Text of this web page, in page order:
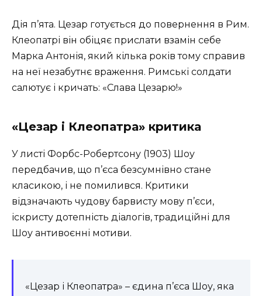
Дія п’ята. Цезар готується до повернення в Рим.
Клеопатрі він обіцяє прислати взамін себе
Марка Антонія, який кілька років тому справив
на неї незабутнє враження. Римські солдати
салютує і кричать: «Слава Цезарю!»
«Цезар і Клеопатра» критика
У листі Форбс-Робертсону (1903) Шоу
передбачив, що п’єса безсумнівно стане
класикою, і не помилився. Критики
відзначають чудову барвисту мову п’єси,
іскристу дотепність діалогів, традиційні для
Шоу антивоєнні мотиви.
«Цезар і Клеопатра» – єдина п’єса Шоу, яка